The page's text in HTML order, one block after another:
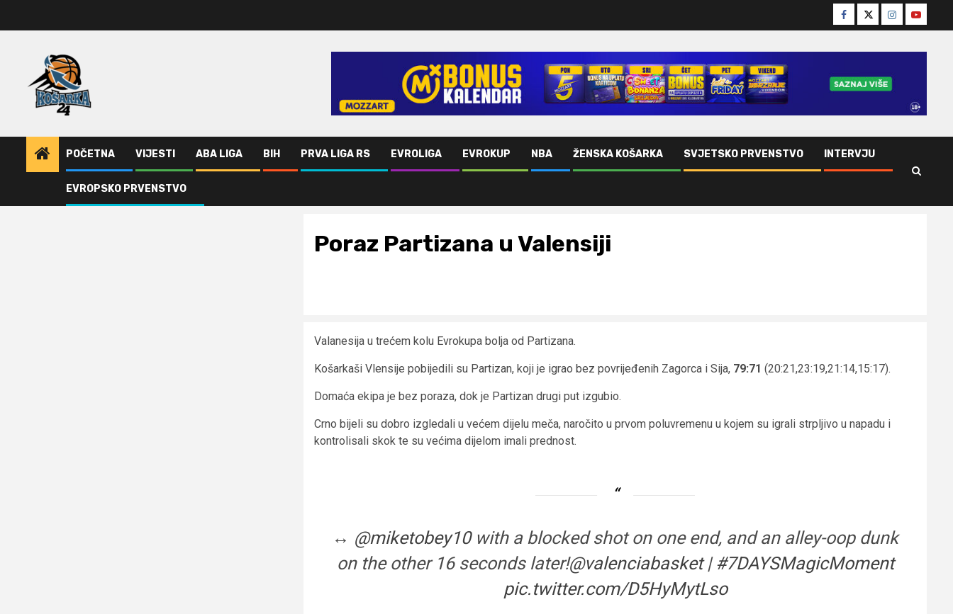
Facebook
TwitterInstagram
Youtube
POČETNA VIJESTI ABA LIGA BIH PRVA LIGA RS EVROLIGA EVROKUP NBA ŽENSKA KOŠARKA SVJETSKO PRVENSTVO INTERVJU
EVROPSKO PRVENSTVO
Poraz Partizana u Valensiji
Poraz Partizana u Valensiji
Valanesija u trećem kolu Evrokupa bolja od Partizana.
Košarkaši Vlensije pobijedili su Partizan, koji je igrao bez povrijeđenih Zagorca i Sija, 79:71 (20:21,23:19,21:14,15:17).
Domaća ekipa je bez poraza, dok je Partizan drugi put izgubio.
Crno bijeli su dobro izgledali u većem dijelu meča, naročito u prvom poluvremenu u kojem su igrali strpljivo u napadu i
kontrolisali skok te su većima dijelom imali prednost.
↔ @miketobey10with a blocked shot on one end, and an alley-oop dunk
on the other 16 seconds later!@valenciabasket|#7DAYSMagicMoment
pic.twitter.com/D5HyMytLso